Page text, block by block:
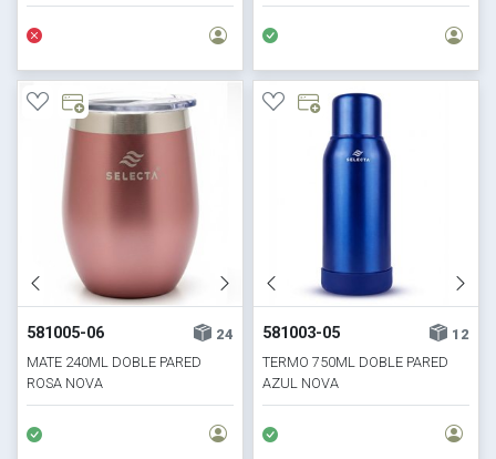
HORECA SELECTA
581005-06
24
MATE 240ML DOBLE PARED
ROSA NOVA
581003-05
12
TERMO 750ML DOBLE PARED
AZUL NOVA